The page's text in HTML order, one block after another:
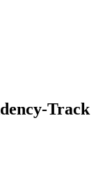
Track